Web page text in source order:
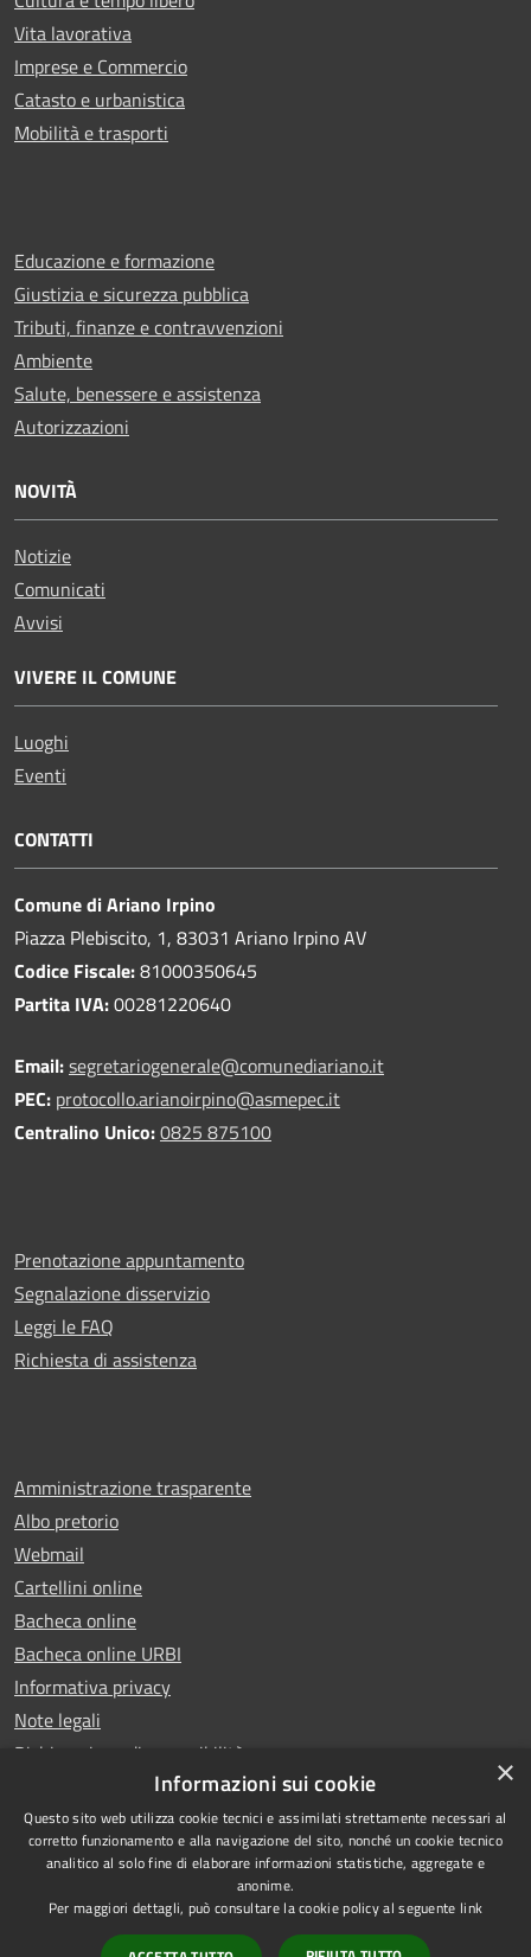
Vita lavorativa
Imprese e Commercio
Catasto e urbanistica
Mobilità e trasporti
Educazione e formazione
Giustizia e sicurezza pubblica
Tributi, finanze e contravvenzioni
Ambiente
Salute, benessere e assistenza
Autorizzazioni
NOVITÀ
Notizie
Comunicati
Avvisi
VIVERE IL COMUNE
Luoghi
Eventi
CONTATTI
Comune di Ariano Irpino
Piazza Plebiscito, 1, 83031 Ariano Irpino AV
Codice Fiscale:81000350645
Partita IVA:00281220640
Email:segretariogenerale@comunediariano.it
PEC: protocollo.arianoirpino@asmepec.it
Centralino Unico:0825 875100
Prenotazione appuntamento
Segnalazione disservizio
Leggi le FAQ
Richiesta di assistenza
Amministrazione trasparente
Albo pretorio
Webmail
Cartellini online
Bacheca online
Bacheca online URBI
Informativa privacy
Note legali
Dichiarazione di accessibilità
RSS
Accessibilità
Copyright © 2025 Comune di
Ariano Irpino
Powered byMunicipium
×
Informazioni sui cookie
Questo sito web utilizza cookie tecnici e assimilati strettamente necessari al
corretto funzionamento e alla navigazione del sito, nonché un cookie tecnico
analitico al solo fine di elaborare informazioni statistiche, aggregate e
anonime.
Per maggiori dettagli, può consultare la cookie policy al seguente link